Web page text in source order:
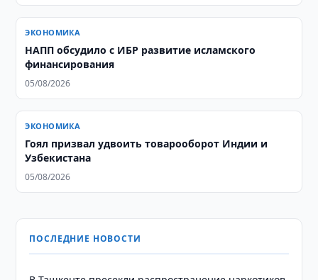
ЭКОНОМИКА
НАПП обсудило с ИБР развитие исламского
финансирования
05/08/2026
ЭКОНОМИКА
Гоял призвал удвоить товарооборот Индии и
Узбекистана
05/08/2026
ПОСЛЕДНИЕ НОВОСТИ